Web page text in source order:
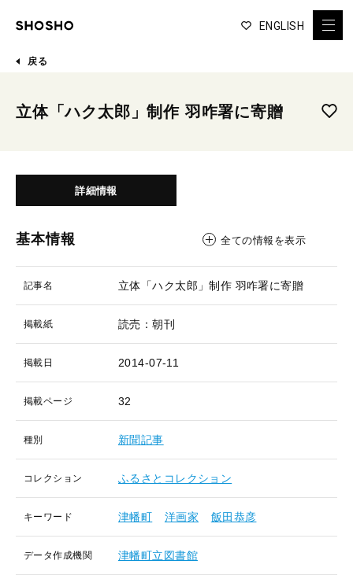
ENGLISH
戻る
立体「ハク太郎」制作 羽咋署に寄贈
詳細情報
基本情報 全ての情報を表示
記事名 立体「ハク太郎」制作 羽咋署に寄贈
掲載紙 読売：朝刊
掲載日 2014-07-11
掲載ページ 32
種別 新聞記事
コレクション ふるさとコレクション
キーワード 津幡町 洋画家 飯田恭彦
データ作成機関 津幡町立図書館